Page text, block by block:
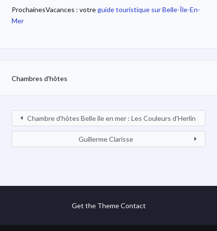
ProchainesVacances : votreguide touristique sur Belle-Île-En-
Mer
Chambres d'hôtes
Chambre d’hôtes Belle île en mer : Les Couleurs d’Herlin
Guillerme Clarisse
Get the Theme Contact